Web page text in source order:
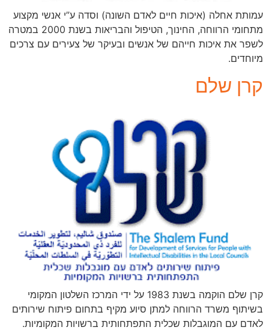
עמותת אחלה (איכות חיים לאדם השונה) וסדה ע”י אנשי מקצוע
מתחומי הרווחה, החינוך, הטיפול והבריאות בשנת 2000 במטרה
לשפר את איכות חייהם של אנשים ובעיקר של צעירים עם צרכים
מיוחדים.
קרן שלם
קרן שלם הוקמה בשנת 1983 על ידי המרכז השלטון המקומי
בשיתוף משרד הרווחה למתן סיוע מקיף בתחום פיתוח שירותים
לאדם עם המוגבלות שכלית התפתחותית ברשויות המקומיות.